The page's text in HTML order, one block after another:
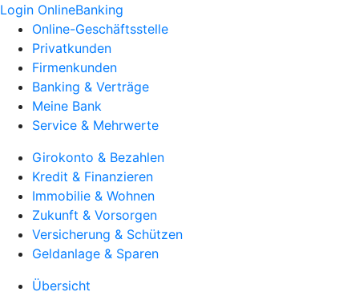
Login OnlineBanking
Online-Geschäftsstelle
Privatkunden
Firmenkunden
Banking & Verträge
Meine Bank
Service & Mehrwerte
Girokonto & Bezahlen
Kredit & Finanzieren
Immobilie & Wohnen
Zukunft & Vorsorgen
Versicherung & Schützen
Geldanlage & Sparen
Übersicht